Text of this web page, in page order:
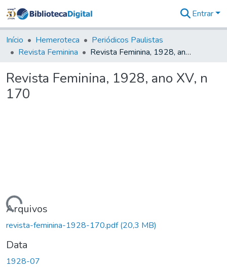
&
Coleções
Tudo na
Digital
Entrar
Início Hemeroteca
Periódicos Paulistas
Revista Feminina
Revista Feminina, 1928, ano XV, n 170
Revista Feminina, 1928, ano XV, n
170
Carregando...
Arquivos
revista-feminina-1928-170.pdf(20,3 MB)
Data
1928-07